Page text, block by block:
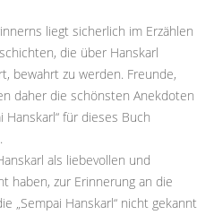
liegt sicherlich im Erzählen
die über Hanskarl
bewahrt zu werden. Freunde,
daher die schönsten Anekdoten
für dieses Buch
als liebevollen und
haben, zur Erinnerung an die
„Sempai Hanskarl“ nicht gekannt